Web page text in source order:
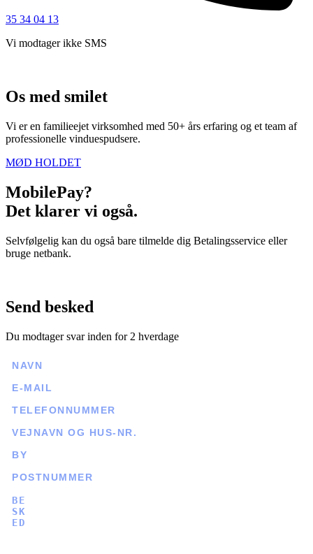
35 34 04 13
Vi modtager ikke SMS
Os med smilet
Vi er en familieejet virksomhed med 50+ års erfaring og et team af
professionelle vinduespudsere.
MØD HOLDET
MobilePay?
Det klarer vi også.
Selvfølgelig kan du også bare tilmelde dig Betalingsservice eller
bruge netbank.
Send besked
Du modtager svar inden for 2 hverdage